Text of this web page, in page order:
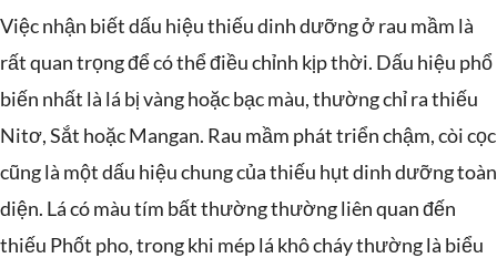
Việc nhận biết dấu hiệu thiếu dinh dưỡng ở rau mầm là
rất quan trọng để có thể điều chỉnh kịp thời. Dấu hiệu phổ
biến nhất là lá bị vàng hoặc bạc màu, thường chỉ ra thiếu
Nitơ, Sắt hoặc Mangan. Rau mầm phát triển chậm, còi cọc
cũng là một dấu hiệu chung của thiếu hụt dinh dưỡng toàn
diện. Lá có màu tím bất thường thường liên quan đến
thiếu Phốt pho, trong khi mép lá khô cháy thường là biểu